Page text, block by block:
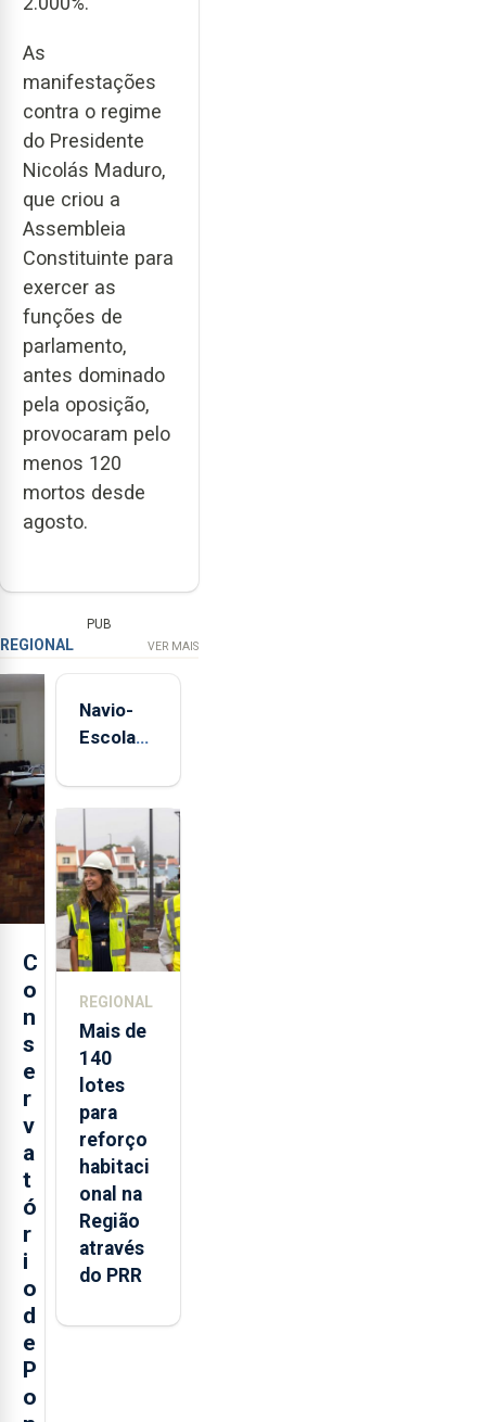
As
manifestações
contra o regime
do Presidente
Nicolás Maduro,
que criou a
Assembleia
Constituinte para
exercer as
funções de
parlamento,
antes dominado
pela oposição,
provocaram pelo
menos 120
mortos desde
agosto.
PUB
REGIONAL VER MAIS
C
o
n
s
e
r
v
a
t
ó
r
i
o
d
e
P
o
Navio-
Escola
está de
aos
Açores
REGIONAL
Mais de
140
lotes
para
reforço
habitaci
onal na
Região
através
do PRR